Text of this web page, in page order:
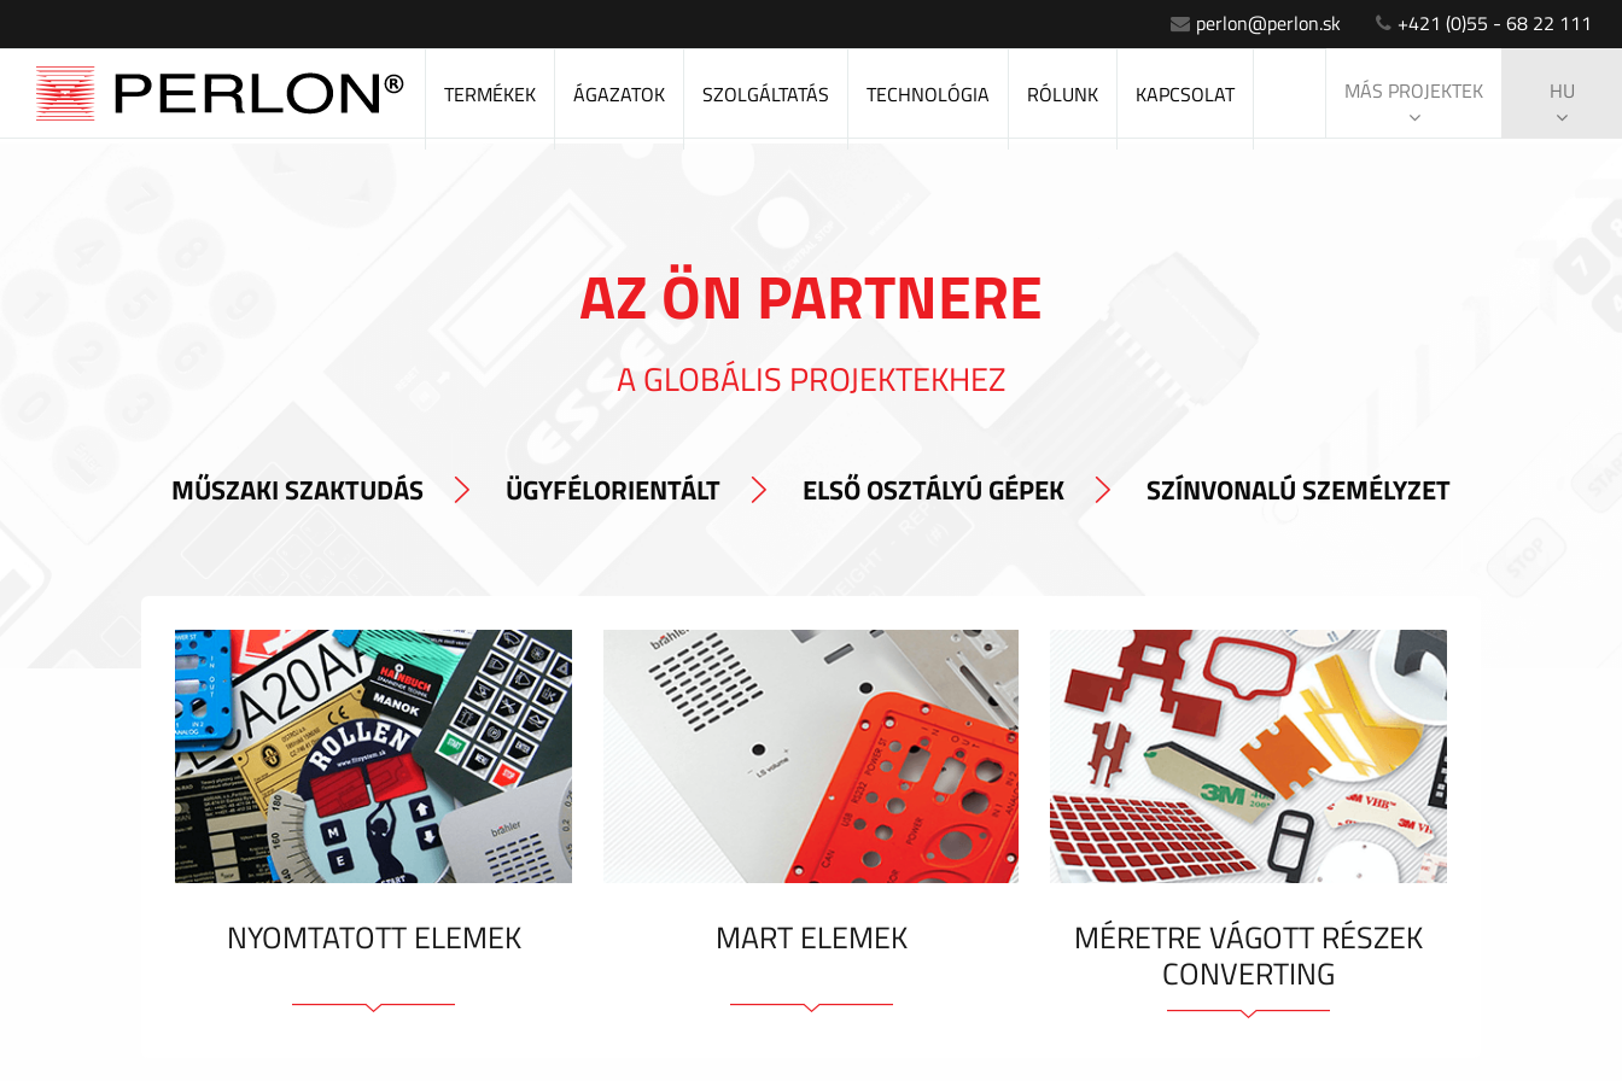
perlon@perlon.sk +421 (0)55 - 68 22 111
TERMÉKEK ÁGAZATOK SZOLGÁLTATÁS TECHNOLÓGIA RÓLUNK KAPCSOLAT MÁS PROJEKTEK HU
AZ ÖN PARTNERE
A GLOBÁLIS PROJEKTEKHEZ
MŰSZAKI SZAKTUDÁS ÜGYFÉLORIENTÁLT ELSŐ OSZTÁLYÚ GÉPEK SZÍNVONALÚ SZEMÉLYZET
NYOMTATOTT ELEMEK MART ELEMEK MÉRETRE VÁGOTT RÉSZEK
CONVERTING